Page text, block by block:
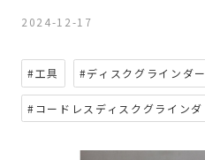
2024-12-17
#工具 #ディスクグラインダー
#コードレスディスクグラインダ